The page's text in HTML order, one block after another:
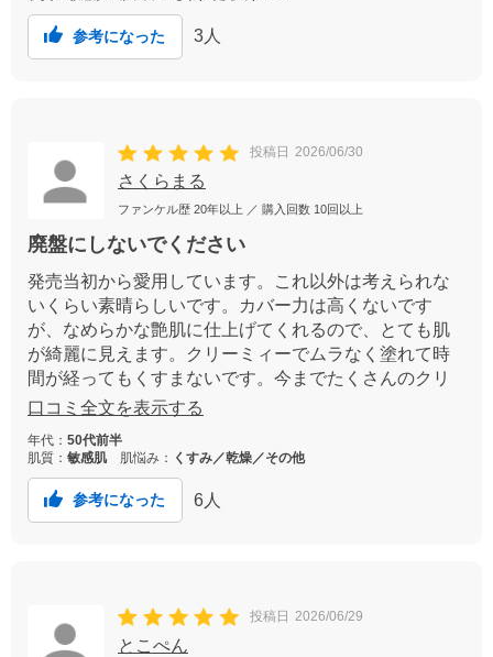
参考になった 3 人
投稿日 2026/06/30
さくらまる
ファンケル歴 20年以上 ／ 購入回数 10回以上
廃盤にしないでください
発売当初から愛用しています。これ以外は考えられな
いくらい素晴らしいです。カバー力は高くないです
が、なめらかな艶肌に仕上げてくれるので、とても肌
が綺麗に見えます。クリーミィーでムラなく塗れて時
間が経ってもくすまないです。今までたくさんのクリ
ームファンデを使って来ましたがこれに勝るものは未
継続してほしいです。
口コミ全文を表示する
年代： 50代前半
肌質： 敏感肌 肌悩み： くすみ／乾燥／その他
参考になった 6 人
投稿日 2026/06/29
とこぺん